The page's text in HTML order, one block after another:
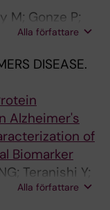
M; Gonze P;
H
Alla författare
DISEASE.
Alzheimer's
of
Biomarker
Teranishi Y;
Alla författare